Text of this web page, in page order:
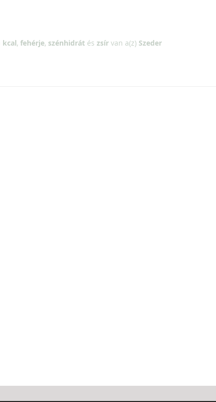
kcal, fehérje, szénhidrát és zsír van a(z) Szeder